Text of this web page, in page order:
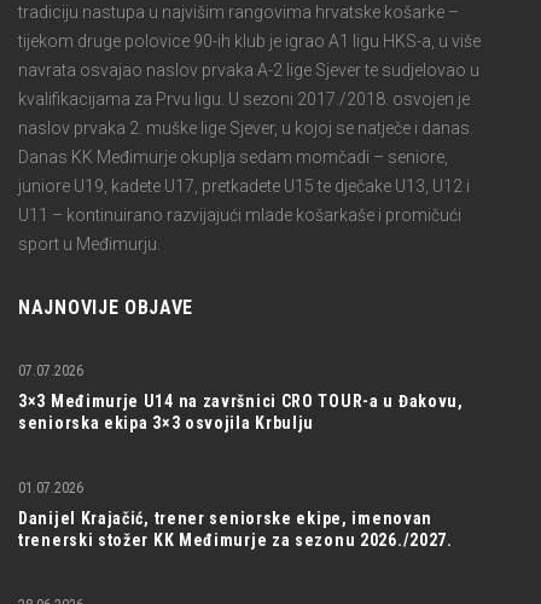
tradiciju nastupa u najvišim rangovima hrvatske košarke –
tijekom druge polovice 90-ih klub je igrao A1 ligu HKS-a, u više
navrata osvajao naslov prvaka A-2 lige Sjever te sudjelovao u
kvalifikacijama za Prvu ligu. U sezoni 2017./2018. osvojen je
naslov prvaka 2. muške lige Sjever, u kojoj se natječe i danas.
Danas KK Međimurje okuplja sedam momčadi – seniore,
juniore U19, kadete U17, pretkadete U15 te dječake U13, U12 i
U11 – kontinuirano razvijajući mlade košarkaše i promičući
sport u Međimurju.
NAJNOVIJE OBJAVE
3×3 Međimurje U14 na završnici CRO TOUR-a u Đakovu,
seniorska ekipa 3×3 osvojila Krbulju
07.07.2026
Danijel Krajačić, trener seniorske ekipe, imenovan
trenerski stožer KK Međimurje za sezonu 2026./2027.
01.07.2026